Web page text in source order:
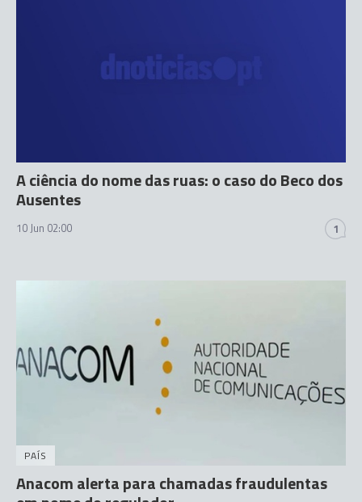
A ciência do nome das ruas: o caso do Beco dos
Ausentes
10 Jun 02:00 1
PAÍS
Anacom alerta para chamadas fraudulentas